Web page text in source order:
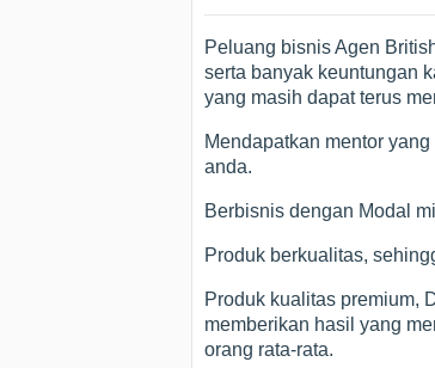
Peluang bisnis Agen
serta banyak keuntungan
yang masih dapat terus
Mendapatkan mentor
anda.
Berbisnis dengan Modal
Produk berkualitas,
Produk kualitas premium,
memberikan hasil yang
orang rata-rata.